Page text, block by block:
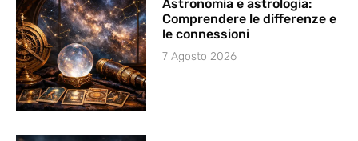
Astronomia e astrologia:
Comprendere le differenze e
le connessioni
7 Agosto 2026